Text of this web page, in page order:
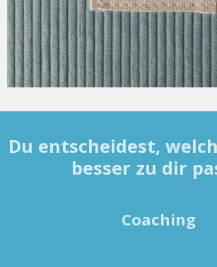
Du entscheidest,
besser zu dir
Coaching